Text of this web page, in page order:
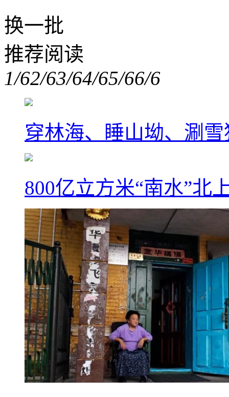
换一批
推荐阅读
1/62/63/64/65/66/6
穿林海、睡山坳、涮
800亿立方米“南水”北